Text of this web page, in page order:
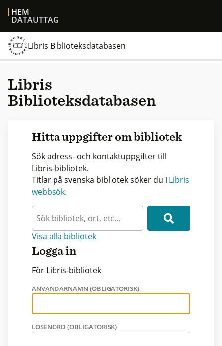
HEM
DATAUTTAG
Libris Biblioteksdatabasen
Libris
Biblioteksdatabasen
Hitta uppgifter om bibliotek
Sök adress- och kontaktuppgifter till
Libris-bibliotek.
Titlar på svenska bibliotek söker du i Libris
webbsök.
Visa alla bibliotek
Logga in
För Libris-bibliotek
ANVÄNDARNAMN (OBLIGATORISK)
LÖSENORD (OBLIGATORISK)